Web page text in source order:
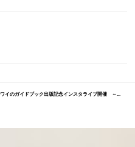
イのガイドブック出版記念インスタライブ開催 ～...